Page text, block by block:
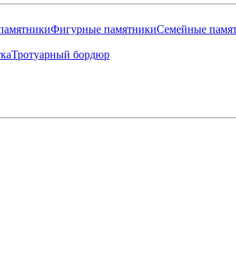
Фигурные памятникиСемейные
Тротуарный бордюр